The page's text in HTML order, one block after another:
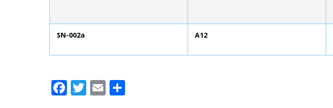
SN-002a A12
Facebook
Twitter
Email